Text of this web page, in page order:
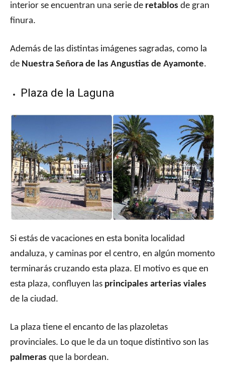
interior se encuentran una serie de retablos de gran
finura.
Además de las distintas imágenes sagradas, como la
de Nuestra Señora de las Angustias de Ayamonte.
Plaza de la Laguna
Si estás de vacaciones en esta bonita localidad
andaluza, y caminas por el centro, en algún momento
terminarás cruzando esta plaza. El motivo es que en
esta plaza, confluyen las principales arterias viales
de la ciudad.
La plaza tiene el encanto de las plazoletas
provinciales. Lo que le da un toque distintivo son las
palmeras que la bordean.